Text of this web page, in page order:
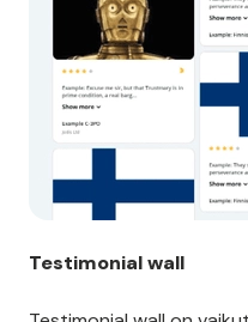
Testimonial wall